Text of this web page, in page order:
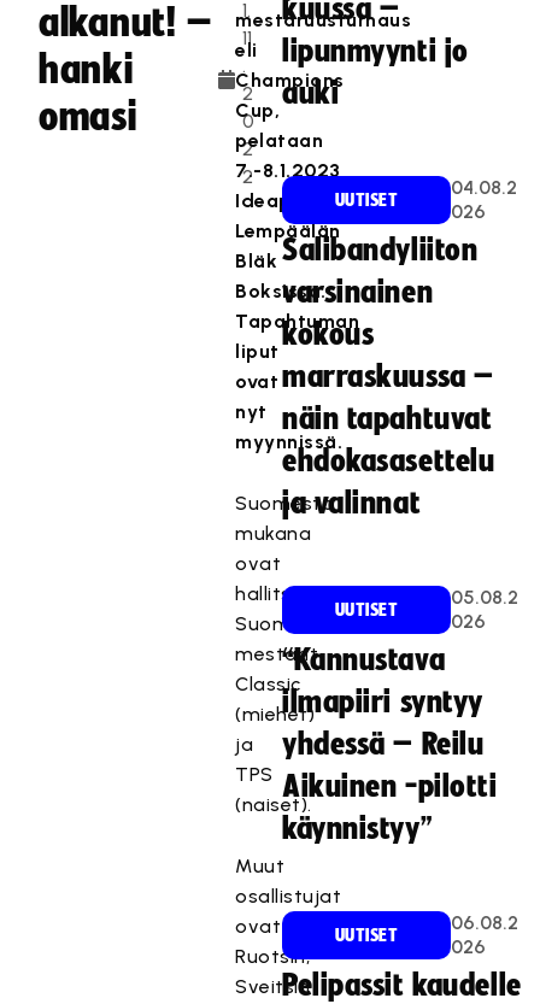
alkanut! –
hanki
omasi
1.
11
.
2
0
2
2
mestaruusturnaus
eli
Champions
Cup,
pelataan
7.-8.1.2023
Ideapark
Lempäälän
Bläk
Boksissa.
Tapahtuman
liput
ovat
nyt
myynnissä.
Suomesta
mukana
ovat
hallitsevat
Suomen
mestarit
Classic
(miehet)
ja
TPS
(naiset).
Muut
osallistujat
ovat
Ruotsin,
Sveitsin
kuussa –
lipunmyynti jo
auki
UUTISET
04.08.2
026
Salibandyliiton
varsinainen
kokous
marraskuussa –
näin tapahtuvat
ehdokasasettelu
ja valinnat
UUTISET
05.08.2
026
“Kannustava
ilmapiiri syntyy
yhdessä – Reilu
Aikuinen -pilotti
käynnistyy”
UUTISET
06.08.2
026
Pelipassit kaudelle